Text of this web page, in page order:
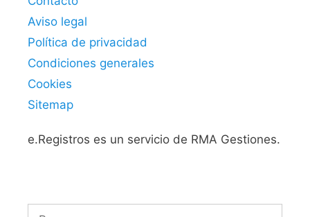
Aviso legal
Política de privacidad
Condiciones generales
Cookies
Sitemap
e.Registros es un servicio de RMA Gestiones.
Buscar: